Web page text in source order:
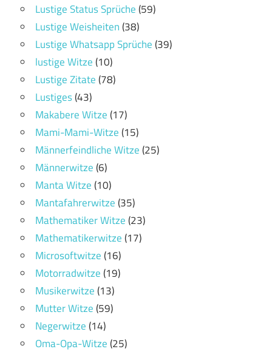
Lustige Status Sprüche(59)
Lustige Weisheiten(38)
Lustige Whatsapp Sprüche(39)
lustige Witze(10)
Lustige Zitate(78)
Lustiges(43)
Makabere Witze(17)
Mami-Mami-Witze(15)
Männerfeindliche Witze(25)
Männerwitze(6)
Manta Witze(10)
Mantafahrerwitze(35)
Mathematiker Witze(23)
Mathematikerwitze(17)
Microsoftwitze(16)
Motorradwitze(19)
Musikerwitze(13)
Mutter Witze(59)
Negerwitze(14)
Oma-Opa-Witze(25)